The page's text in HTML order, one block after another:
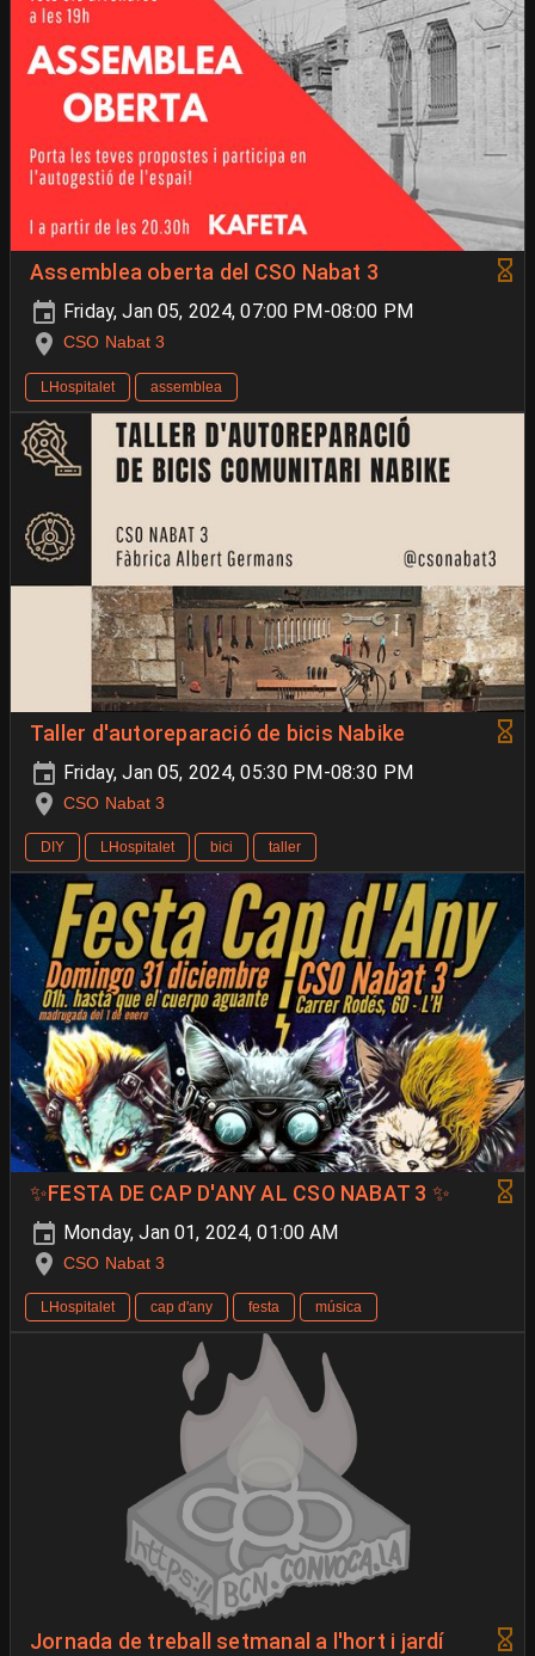
Assemblea oberta del CSO Nabat 3
Friday, Jan 05, 2024, 07:00 PM-08:00 PM
CSO Nabat 3
LHospitalet assemblea
Taller d'autoreparació de bicis Nabike
Friday, Jan 05, 2024, 05:30 PM-08:30 PM
CSO Nabat 3
DIY LHospitalet bici taller
✨FESTA DE CAP D'ANY AL CSO NABAT 3 ✨
Monday, Jan 01, 2024, 01:00 AM
CSO Nabat 3
LHospitalet cap d'any festa música
Jornada de treball setmanal a l'hort i jardí